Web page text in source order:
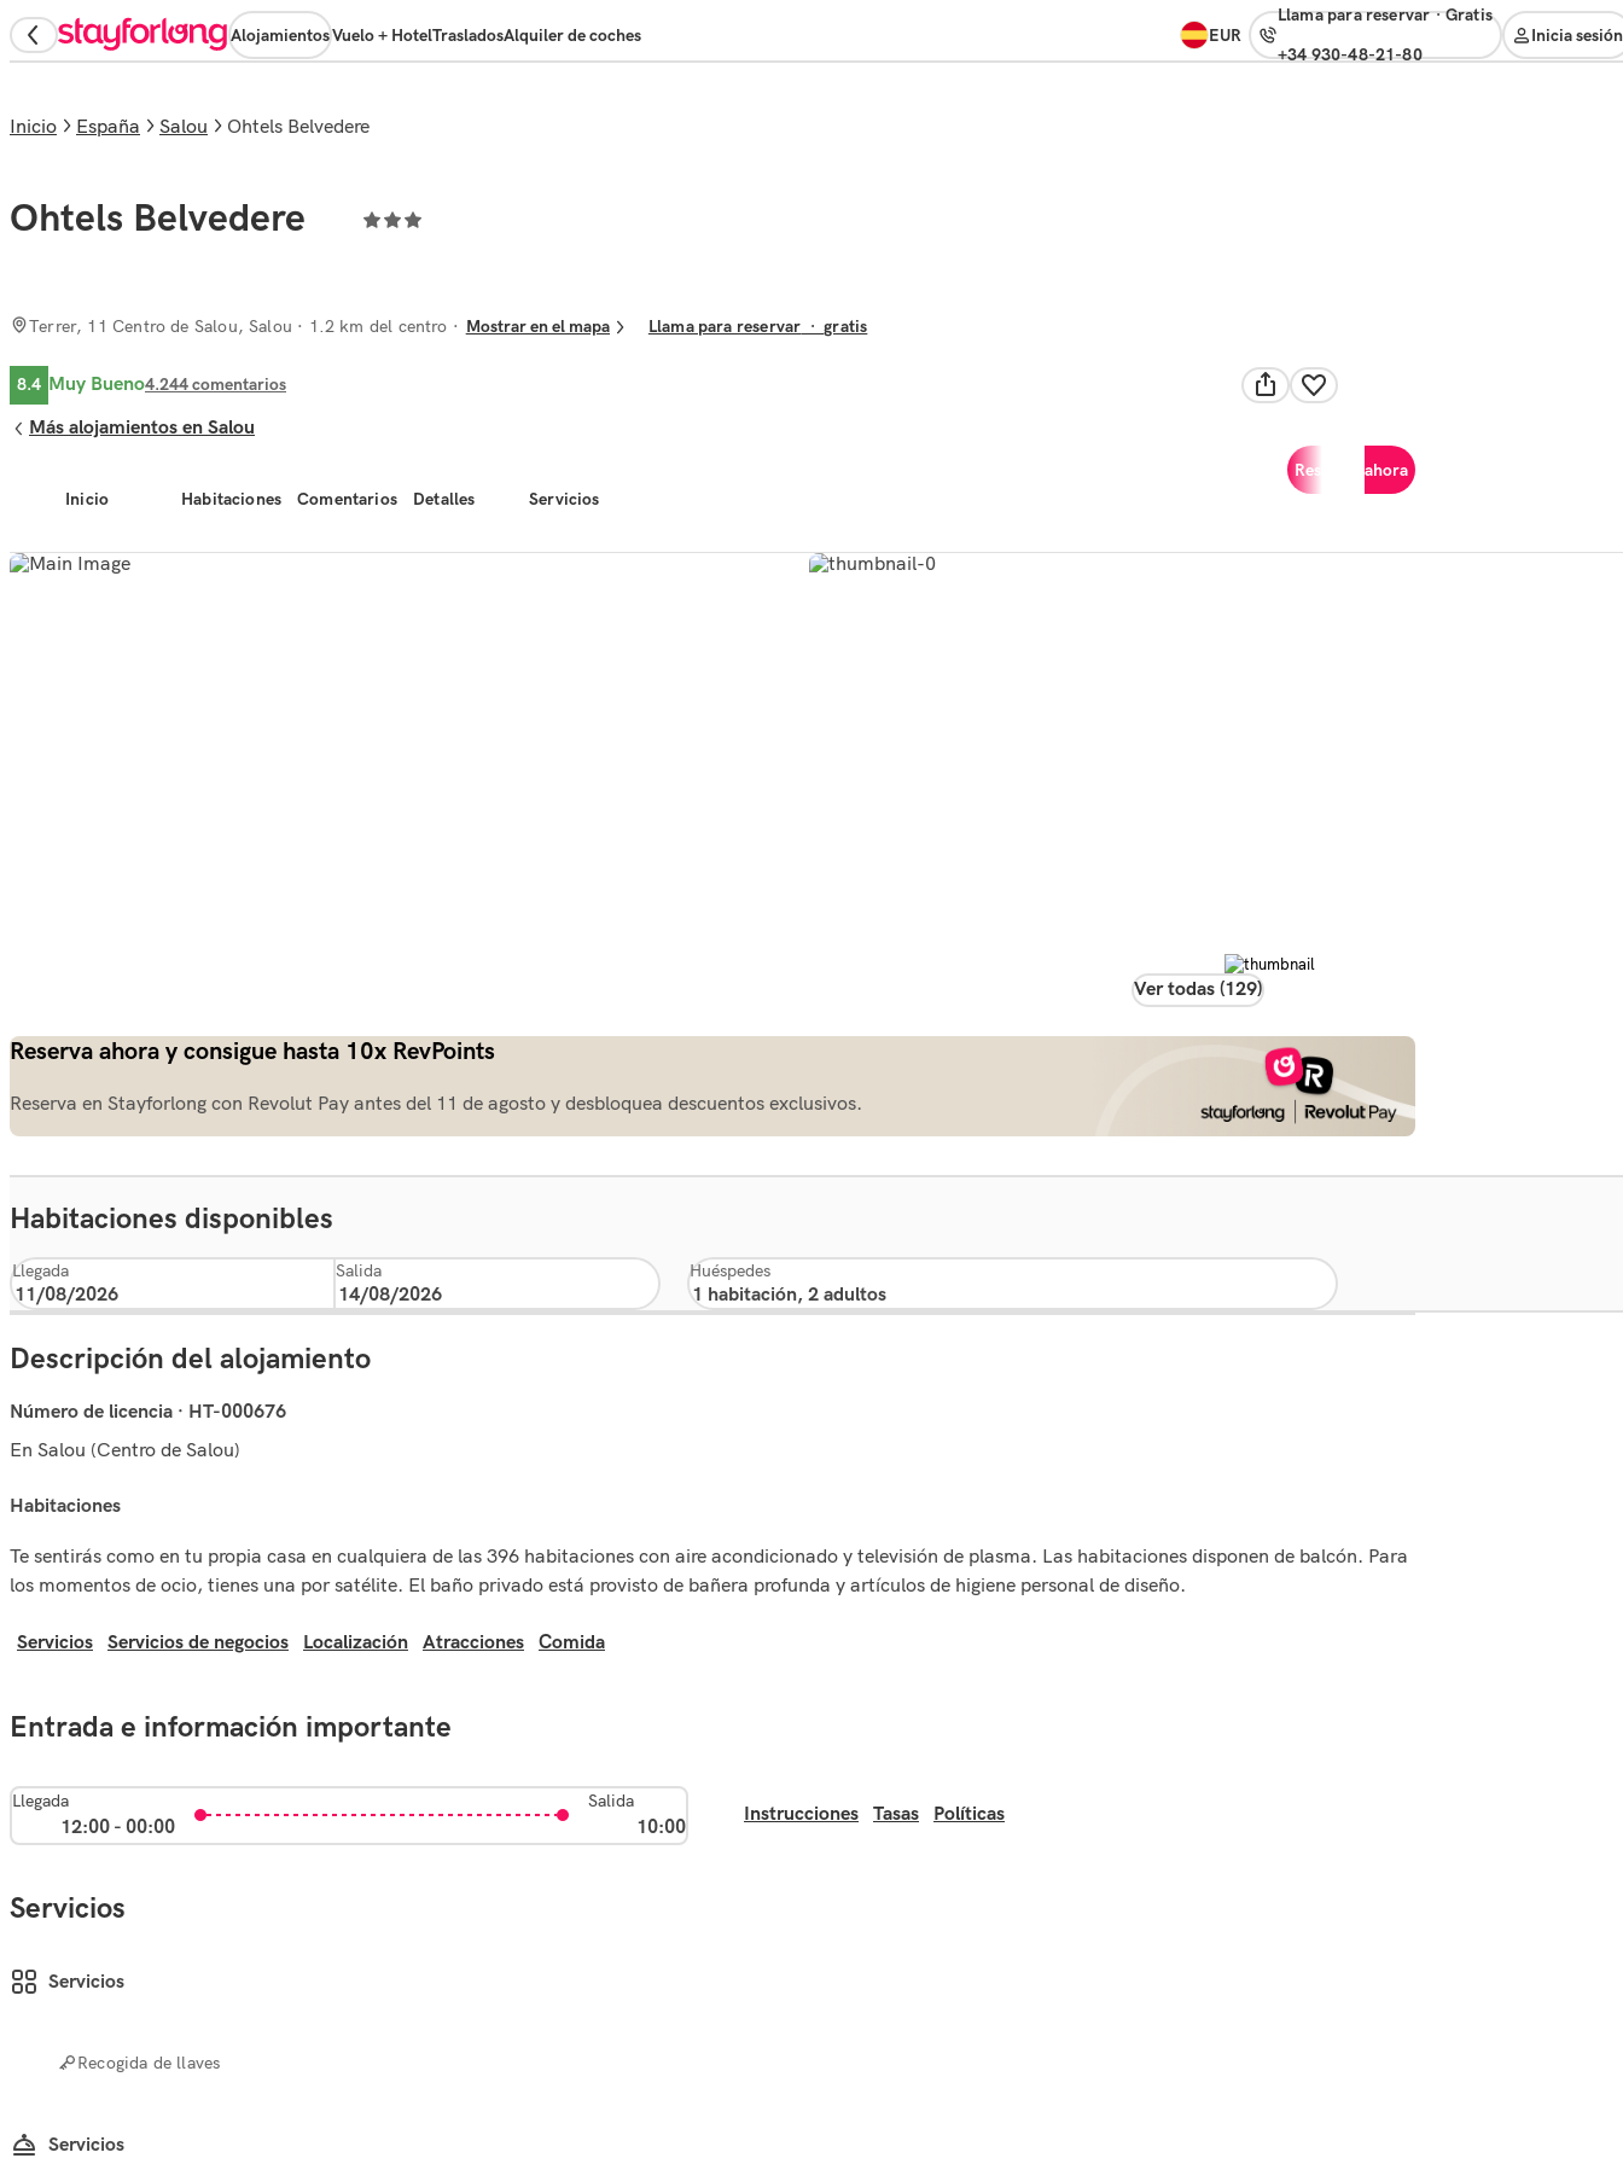
AlojamientosVuelo + HotelTrasladosAlquiler de coches EUR
Llama para reservar· gratis
+34 930-48-21-80
Inicia sesión
Ver todas (129)
Inicio Habitaciones Comentarios Detalles Servicios
Reservar ahora
Inicio España Salou Ohtels Belvedere
Ohtels Belvedere
Terrer, 11 Centro de Salou, Salou · 1.2 km del centro Mostrar en el mapa Llama para reservar ·gratis
8.4 Muy Bueno4.244comentarios
Más alojamientos en Salou
Reserva ahora y consigue hasta 10x RevPoints
Reserva en Stayforlong con Revolut Pay antes del 11 de agosto y desbloquea descuentos exclusivos.
Habitaciones disponibles
Llegada Salida Huéspedes
Descripción del alojamiento
Número de licencia · HT-000676
En Salou (Centro de Salou)
habitaciones
Te sentirás como en tu propia casa en cualquiera de las 396 habitaciones con aire acondicionado y televisión de plasma. Las habitaciones disponen de balcón. Para
los momentos de ocio, tienes una por satélite. El baño privado está provisto de bañera profunda y artículos de higiene personal de diseño.
Servicios Servicios de negocios Localización Atracciones Comida
Entrada e información importante
Llegada
12:00 - 00:00
Salida
10:00
Instrucciones Tasas Políticas
Servicios
Servicios
Recogida de llaves
Servicios